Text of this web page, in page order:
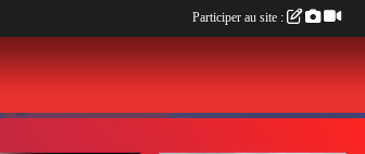
Participer au site :